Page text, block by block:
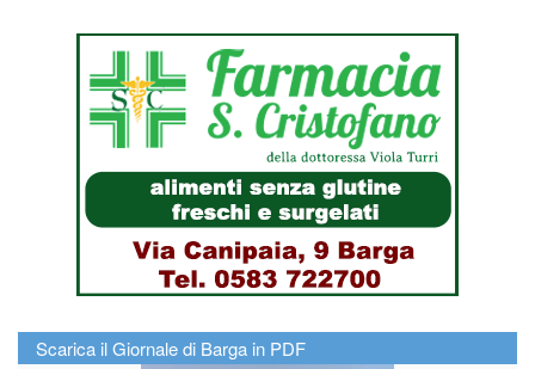
Scarica il Giornale di Barga in PDF